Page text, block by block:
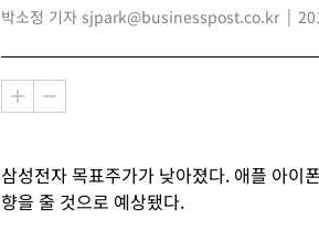
박소정 기자 sjpark@businesspost.co.kr
삼성전자 목표주가가 낮아졌다. 애플 아이
향을 줄 것으로 예상됐다.